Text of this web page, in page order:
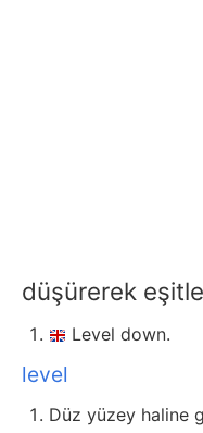
düşürerek
Level down.
level
Düz yüzey haline